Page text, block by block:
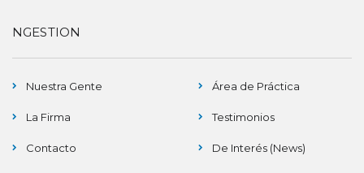
NGESTION
Nuestra Gente Área de Práctica
La Firma Testimonios
Contacto De Interés (News)